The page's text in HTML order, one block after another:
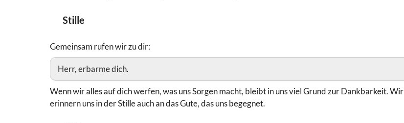
Stille
Gemeinsam rufen wir zu dir:
Herr, erbarme dich.
Wenn wir alles auf dich werfen, was uns Sorgen macht, bleibt in uns viel Grund zur Dankbarkeit. Wir
erinnern uns in der Stille auch an das Gute, das uns begegnet.